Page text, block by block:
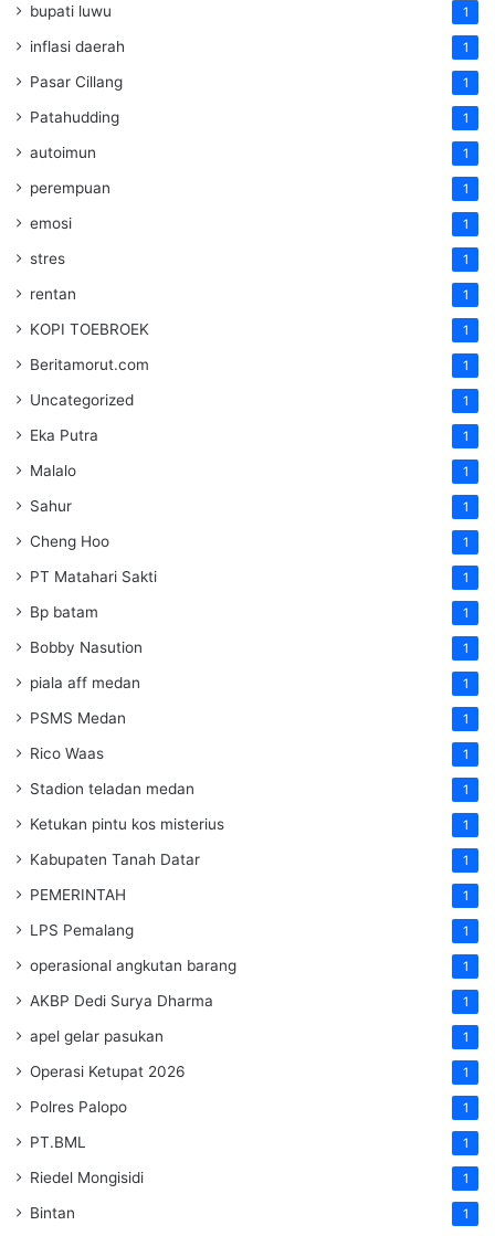
bupati luwu 1
inflasi daerah 1
Pasar Cillang 1
Patahudding 1
autoimun 1
perempuan 1
emosi 1
stres 1
rentan 1
KOPI TOEBROEK 1
Beritamorut.com 1
Uncategorized 1
Eka Putra 1
Malalo 1
Sahur 1
Cheng Hoo 1
PT Matahari Sakti 1
Bp batam 1
Bobby Nasution 1
piala aff medan 1
PSMS Medan 1
Rico Waas 1
Stadion teladan medan 1
Ketukan pintu kos misterius 1
Kabupaten Tanah Datar 1
PEMERINTAH 1
LPS Pemalang 1
operasional angkutan barang 1
AKBP Dedi Surya Dharma 1
apel gelar pasukan 1
Operasi Ketupat 2026 1
Polres Palopo 1
PT.BML 1
Riedel Mongisidi 1
Bintan 1